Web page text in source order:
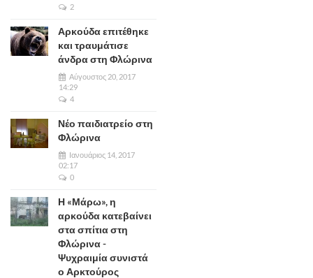
2
Αρκούδα επιτέθηκε
και τραυμάτισε
άνδρα στη Φλώρινα
Αύγουστος 20, 2017
14:29
4
Νέο παιδιατρείο στη
Φλώρινα
Ιανουάριος 14, 2017
02:17
0
Η «Μάρω», η
αρκούδα κατεβαίνει
στα σπίτια στη
Φλώρινα -
Ψυχραιμία συνιστά
ο Αρκτούρος